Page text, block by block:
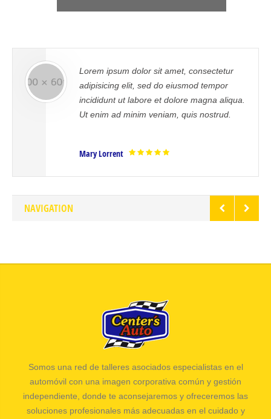
aliqua.
Sed ut perspiciatis unde omnis iste
error sit voluptatem accusantium
doloremque laudantium, totam rem
aperiam, eaque ipsa quae ab illo
Mrs. Noelle Brown
NAVIGATION
Somos una red de talleres asociados especialistas en el
automóvil con una imagen corporativa común y gestión
independiente, donde te aconsejaremos y ofreceremos las
soluciones profesionales más adecuadas en el cuidado y